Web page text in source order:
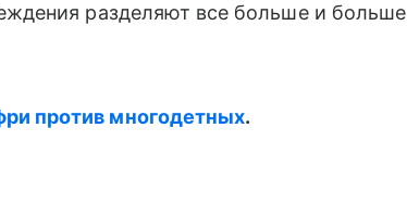
разделяют все больше и больше
против многодетных.